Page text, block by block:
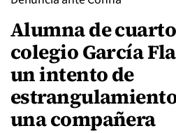
Alumna de
colegio García
un intento de
una compañera